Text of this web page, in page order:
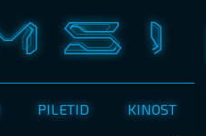
PILETID KINOST